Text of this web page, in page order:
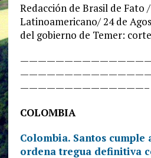
Redacción de Brasil de Fato
Latinoamericano/ 24 de
del gobierno de Temer:
——————————————–
COLOMBIA
Colombia. Santos cumple
ordena tregua definitiva